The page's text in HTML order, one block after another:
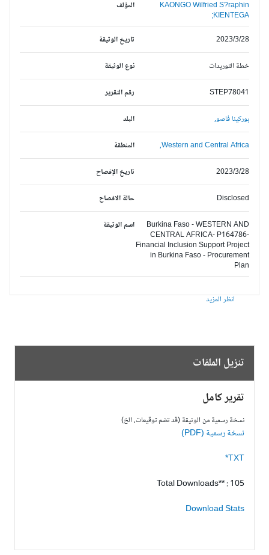
المؤلف
KAONGO Wilfried S?raphin
KIENTEGA;
تاريخ الوثيقة
2023/3/28
نوع الوثيقة خطة التوريدات
رقم التقرير STEP78041
البلد بوركينا فاصو,
المنطقة Western and Central Africa,
تاريخ الإفصاح 2023/3/28
حالة الافصاح Disclosed
اسم الوثيقة
Burkina Faso - WESTERN AND
CENTRAL AFRICA- P164786-
Financial Inclusion Support Project
in Burkina Faso - Procurement
Plan
انظر المزيد
تنزيل الملفات
تقرير كامل
نسخة رسمية من الوثيقة (قد تضم توقيعات، الخ)
نسخة رسمية (PDF)
TXT*
Total Downloads** : 105
Download Stats